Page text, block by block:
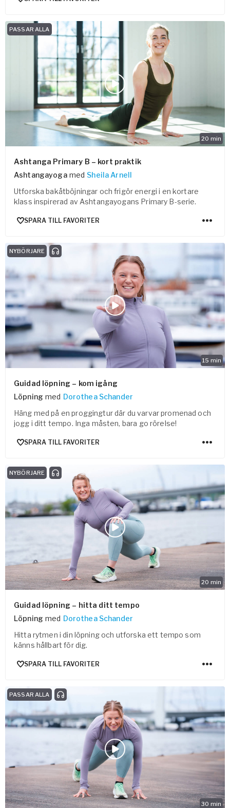
20 min
PASSAR ALLA
Ashtanga Primary B – kort praktik
Ashtangayoga med Sheila Arnell
Utforska bakåtböjningar och frigör energi i en kortare
klass inspirerad av Ashtangayogans Primary B-serie.
SPARA TILL FAVORITER
15 min
NYBÖRJARE
Guidad löpning – kom igång
Löpning med Dorothea Schander
Häng med på en proggingtur där du varvar promenad och
jogg i ditt tempo. Inga måsten, bara go rörelse!
SPARA TILL FAVORITER
20 min
NYBÖRJARE
Guidad löpning – hitta ditt tempo
Löpning med Dorothea Schander
Hitta rytmen i din löpning och utforska ett tempo som
känns hållbart för dig.
SPARA TILL FAVORITER
30 min
PASSAR ALLA